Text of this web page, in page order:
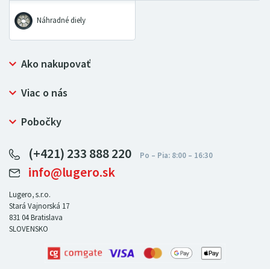
Náhradné diely
Ako nakupovať
Prečo nakupovať u LUGERO
Ochrana osobných údajov
Viac o nás
Bezpečný nákup
Certifikát NATUR-PACK
Pre predajcov
Pobočky
LUGERO Nemecko
LUGERO Česká republika
LUGERO Maďarsko
LUGERO Rakousko
(+421) 233 888 220
info@lugero.sk
Lugero, s.r.o.
Stará Vajnorská 17
831 04Bratislava
SLOVENSKO